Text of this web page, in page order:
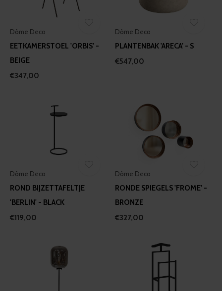
Dôme Deco
EETKAMERSTOEL 'ORBIS' -
BEIGE
€347,00
Dôme Deco
PLANTENBAK 'ARECA' - S
€547,00
Dôme Deco
ROND BIJZETTAFELTJE
'BERLIN' - BLACK
€119,00
Dôme Deco
RONDE SPIEGELS 'FROME' -
BRONZE
€327,00